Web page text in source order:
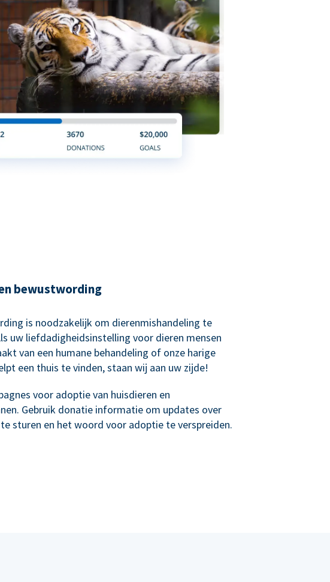
bewustwording
is noodzakelijk om dierenmishandeling te
uw liefdadigheidsinstelling voor dieren mensen
van een humane behandeling of onze harige
een thuis te vinden, staan wij aan uw zijde!
voor adoptie van huisdieren en
Gebruik donatie informatie om updates over
sturen en het woord voor adoptie te verspreiden.